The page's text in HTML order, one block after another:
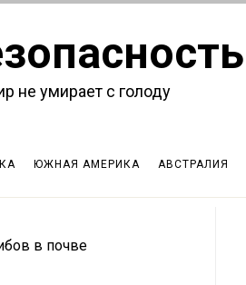
не умирает с голоду
ЮЖНАЯ АМЕРИКА АВСТРАЛИЯ
в почве